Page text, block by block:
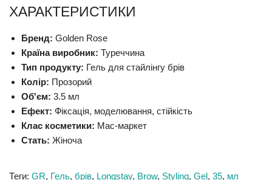
ХАРАКТЕРИСТИКИ
Бренд: Golden Rose
Країна виробник: Туреччина
Тип продукту: Гель для стайлінгу брів
Колір: Прозорий
Об'єм: 3.5 мл
Ефект: Фіксація, моделювання, стійкість
Клас косметики: Мас-маркет
Стать: Жіноча
Теги: GR, Гель, брів, Longstay, Brow, Styling, Gel, 35, мл